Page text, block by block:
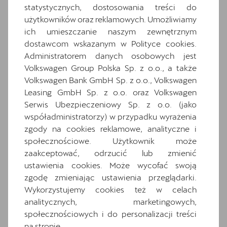
Dwupoziomowa podłoga bagażnika
Extended pedestrian protection
Funkcja świateł autostradowych
Gniazdo 12V z przodu i 230V w bagażniku
Informacje o oponach
Media System Plus: 12.9-calowy kolorowy
ekran dotykowy
Osłony przeciwsłoneczne kierowcy i
pasażera z zamykanymi i podświetlanymi
lusterkami
Oświetlenie powitalne w lusterkach boczn
ych
Przednie światła przeciwmgielne LED z
funkcją doświetlania zakrętów
Relingi dachowe w kolorze lśniącej czerni
Schowek z funkcją bezprzewodowego
statystycznych, dostosowania treści do
użytkowników oraz reklamowych. Umożliwiamy
ich umieszczanie naszym zewnętrznym
dostawcom wskazanym w Polityce cookies.
Administratorem danych osobowych jest
Volkswagen Group Polska Sp. z o.o., a także
Volkswagen Bank GmbH Sp. z o.o., Volkswagen
Leasing GmbH Sp. z o.o. oraz Volkswagen
Serwis Ubezpieczeniowy Sp. z o.o. (jako
współadministratorzy) w przypadku wyrażenia
zgody na cookies reklamowe, analityczne i
społecznościowe. Użytkownik może
zaakceptować, odrzucić lub zmienić
ustawienia cookies. Może wycofać swoją
zgodę zmieniając ustawienia przeglądarki.
Wykorzystujemy cookies też w celach
analitycznych, marketingowych,
społecznościowych i do personalizacji treści